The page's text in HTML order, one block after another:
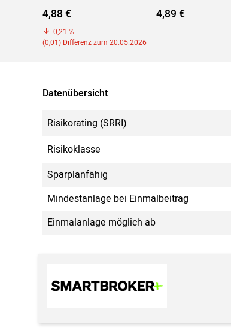
4,88 €
0,21 %
(0,01) Differenz zum 20.05.2026
4,89 €
Datenübersicht
Risikorating (SRRI)
Risikoklasse
Sparplanfähig
Mindestanlage bei Einmalbeitrag
Einmalanlage möglich ab